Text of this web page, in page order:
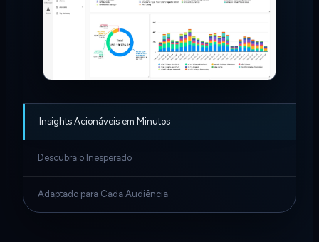
Insights Acionáveis em Minutos
Descubra o Inesperado
Adaptado para Cada Audiência